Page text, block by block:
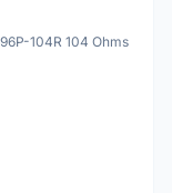
104R 104 Ohms